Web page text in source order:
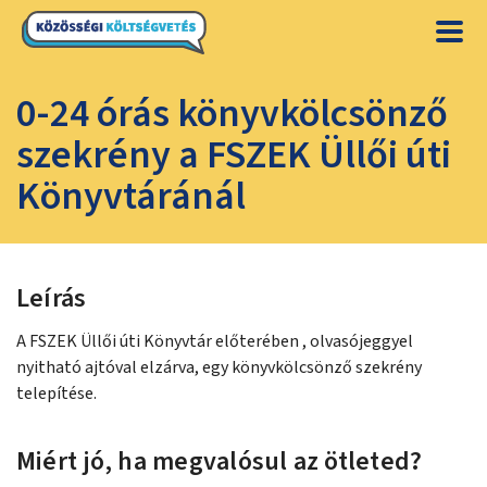
0-24 órás könyvkölcsönző
szekrény a FSZEK Üllői úti
Könyvtáránál
Leírás
A FSZEK Üllői úti Könyvtár előterében , olvasójeggyel
nyitható ajtóval elzárva, egy könyvkölcsönző szekrény
telepítése.
Miért jó, ha megvalósul az ötleted?